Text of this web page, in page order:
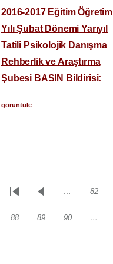
2016-2017 Eğitim Öğretim
Yılı Şubat Dönemi Yarıyıl
Tatili Psikolojik Danışma
Rehberlik ve Araştırma
Şubesi BASIN Bildirisi:
görüntüle
Sayfalama
İlk
Önceki… Sayfa
82
Sayfa
88 Sayfa
89 Sayfa
90 …